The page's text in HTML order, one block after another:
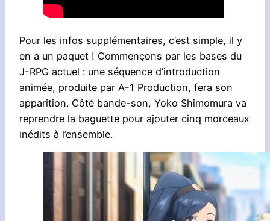
Pour les infos supplémentaires, c’est simple, il y
en a un paquet ! Commençons par les bases du
J-RPG actuel : une séquence d’introduction
animée, produite par A-1 Production, fera son
apparition. Côté bande-son, Yoko Shimomura va
reprendre la baguette pour ajouter cinq morceaux
inédits à l’ensemble.